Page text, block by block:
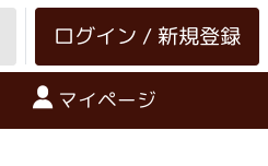
ログイン / 新規登録
マイページ